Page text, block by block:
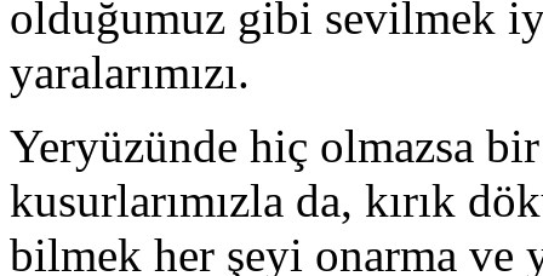
olduğumuz gibi sevilmek
yaralarımızı.
Yeryüzünde hiç olmazsa
kusurlarımızla da, kırık
bilmek her şeyi onarma ve